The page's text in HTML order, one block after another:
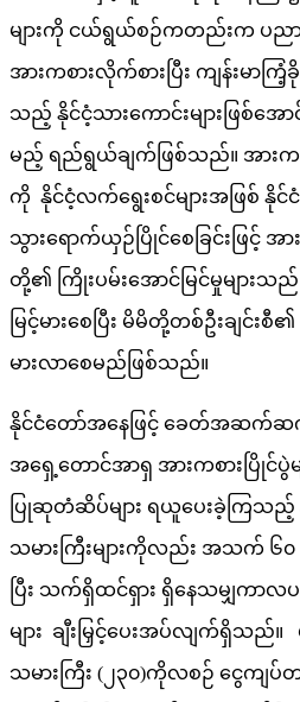
များကို ငယ်ရွယ်စဉ်ကတည်းက ပည
အားကစားလိုက်စားပြီး ကျန်းမာက
သည့် နိုင်ငံ့သားကောင်းများဖြစ်အော
မည့် ရည်ရွယ်ချက်ဖြစ်သည်။ အားက
ကို နိုင်ငံ့လက်ရွေးစင်များအဖြစ် နိုင်
သွားရောက်ယှဉ်ပြိုင်စေခြင်းဖြင့်
တို့၏ ကြိုးပမ်းအောင်မြင်မှုများ
မြင့်မားစေပြီး မိမိတို့တစ်ဦးချင်း
မားလာစေမည်ဖြစ်သည်။
နိုင်ငံတော်အနေဖြင့် ခေတ်အဆက်ဆက်
အရှေ့တောင်အာရှ အားကစားပြိုင်ပွဲ
ပြုဆုတံဆိပ်များ ရယူပေးခဲ့ကြသည့်
သမားကြီးများကိုလည်း အသက် ၆
ပြီး သက်ရှိထင်ရှား ရှိနေသမျှက
များ ချီးမြှင့်ပေးအပ်လျက်ရှိသည်
သမားကြီး (၂၃၀)ကိုလစဉ် ငွေကျပ်